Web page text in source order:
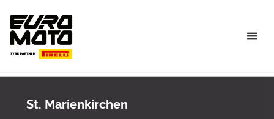
content
St. Marienkirchen